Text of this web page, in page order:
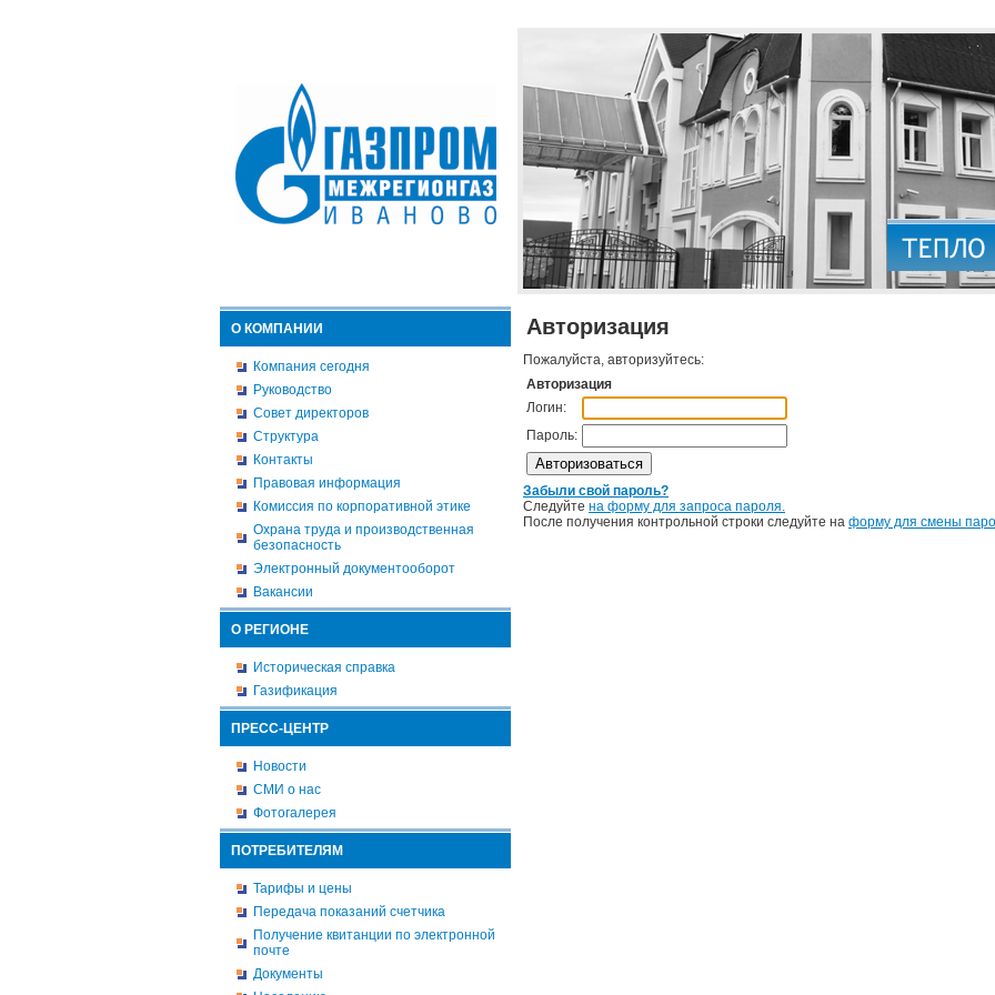
О КОМПАНИИ
Компания сегодня
Руководство
Совет директоров
Структура
Контакты
Правовая информация
Комиссия по корпоративной этике
Охрана труда и производственная
безопасность
Электронный документооборот
Вакансии
О РЕГИОНЕ
Историческая справка
Газификация
ПРЕСС-ЦЕНТР
Новости
СМИ о нас
Фотогалерея
ПОТРЕБИТЕЛЯМ
Тарифы и цены
Передача показаний счетчика
Получение квитанции по электронной
почте
Документы
Авторизация
Пожалуйста, авторизуйтесь:
Авторизация
Логин:
Пароль:
Забыли свой пароль?
Следуйте на форму для запроса пароля.
После получения контрольной строки следуйте на форму для смены